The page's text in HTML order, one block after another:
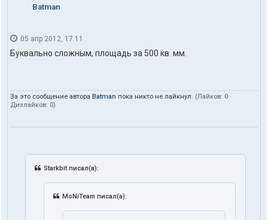
Batman
05 апр 2012, 17:11
Буквально сложным, площадь за 500 кв. мм.
За это сообщение автора Batman пока никто не лайкнул. (Лайков: 0 ·
Дизлайков: 0)
Starkbit писал(а):
MoNiTeam писал(а):